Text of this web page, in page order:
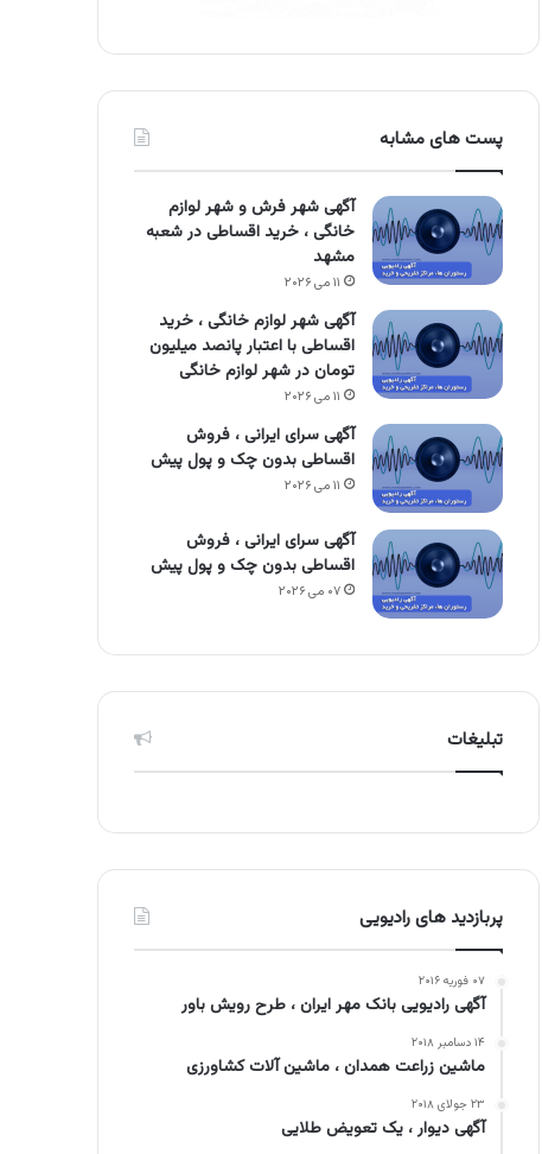
پست های مشابه
آگهی شهر فرش و شهر لوازم
خانگی ، خرید اقساطی در شعبه
مشهد
۱۱ می ۲۰۲۶
آگهی شهر لوازم خانگی ، خرید
اقساطی با اعتبار پانصد میلیون
تومان در شهر لوازم خانگی
۱۱ می ۲۰۲۶
آگهی سرای ایرانی ، فروش
اقساطی بدون چک و پول پیش
۱۱ می ۲۰۲۶
آگهی سرای ایرانی ، فروش
اقساطی بدون چک و پول پیش
۰۷ می ۲۰۲۶
تبلیغات
پربازدید های رادیویی
۰۷ فوریه ۲۰۱۶
آگهی رادیویی بانک مهر ایران ، طرح رویش باور
۱۴ دسامبر ۲۰۱۸
ماشین زراعت همدان ، ماشین آلات کشاورزی
۲۳ جولای ۲۰۱۸
آگهی دیوار ، یک تعویض طلایی